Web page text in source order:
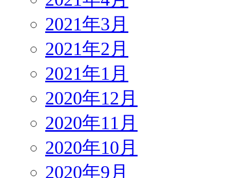
2021年3月
2021年2月
2021年1月
2020年12月
2020年11月
2020年10月
2020年9月